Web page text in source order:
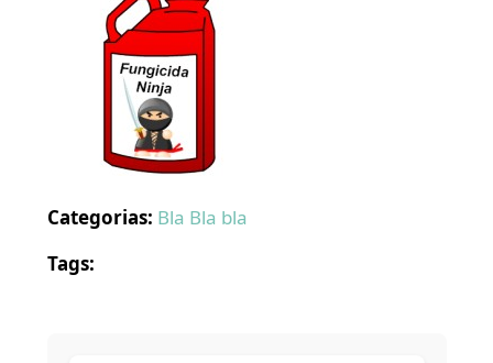
Categorias: Bla Bla bla
Tags: